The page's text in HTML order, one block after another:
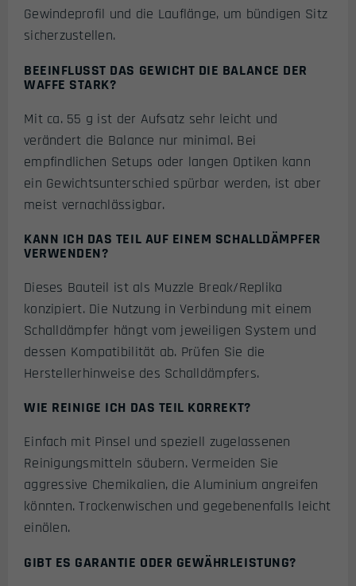
Gewindeprofil und die Lauflänge, um bündigen Sitz
sicherzustellen.
BEEINFLUSST DAS GEWICHT DIE BALANCE DER
WAFFE STARK?
Mit ca. 55 g ist der Aufsatz sehr leicht und
verändert die Balance nur minimal. Bei
empfindlichen Setups oder langen Optiken kann
ein Gewichtsunterschied spürbar werden, ist aber
meist vernachlässigbar.
KANN ICH DAS TEIL AUF EINEM SCHALLDÄMPFER
VERWENDEN?
Dieses Bauteil ist als Muzzle Break/Replika
konzipiert. Die Nutzung in Verbindung mit einem
Schalldämpfer hängt vom jeweiligen System und
dessen Kompatibilität ab. Prüfen Sie die
Herstellerhinweise des Schalldämpfers.
WIE REINIGE ICH DAS TEIL KORREKT?
Einfach mit Pinsel und speziell zugelassenen
Reinigungsmitteln säubern. Vermeiden Sie
aggressive Chemikalien, die Aluminium angreifen
könnten. Trockenwischen und gegebenenfalls leicht
einölen.
GIBT ES GARANTIE ODER GEWÄHRLEISTUNG?